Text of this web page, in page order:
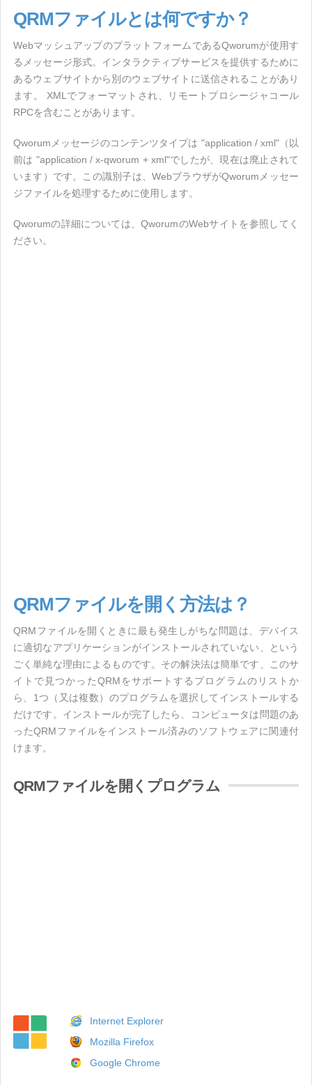
QRMファイルとは何ですか？
WebマッシュアップのプラットフォームであるQworumが使用す
るメッセージ形式。インタラクティブサービスを提供するために
あるウェブサイトから別のウェブサイトに送信されることがあり
ます。 XMLでフォーマットされ、リモートプロシージャコール
RPCを含むことがあります。
Qworumメッセージのコンテンツタイプは "application / xml"（以
前は "application / x-qworum + xml"でしたが、現在は廃止されて
います）です。この識別子は、WebブラウザがQworumメッセー
ジファイルを処理するために使用します。
Qworumの詳細については、QworumのWebサイトを参照してく
ださい。
QRMファイルを開く方法は？
QRMファイルを開くときに最も発生しがちな問題は、デバイス
に適切なアプリケーションがインストールされていない、という
ごく単純な理由によるものです。その解決法は簡単です、このサ
イトで見つかったQRMをサポートするプログラムのリストか
ら、1つ（又は複数）のプログラムを選択してインストールする
だけです。インストールが完了したら、コンピュータは問題のあ
ったQRMファイルをインストール済みのソフトウェアに関連付
けます。
QRMファイルを開くプログラム
Internet Explorer
Mozilla Firefox
Google Chrome